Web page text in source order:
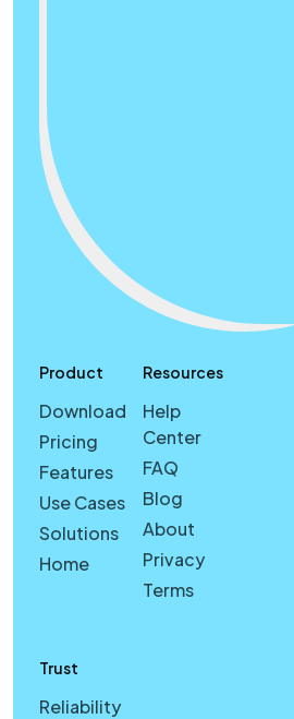
Product
Download
Pricing
Features
Use Cases
Solutions
Home
Resources
Help
Center
FAQ
Blog
About
Privacy
Terms
Trust
Reliability